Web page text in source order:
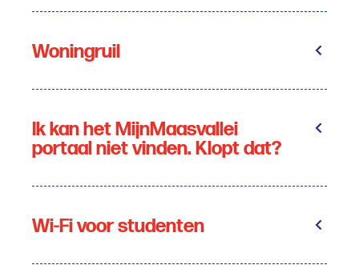
Woningruil
Ik kan het MijnMaasvallei
portaal niet vinden. Klopt dat?
Wi-Fi voor studenten